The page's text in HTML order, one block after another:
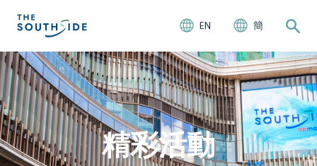
EN 簡
精彩活動